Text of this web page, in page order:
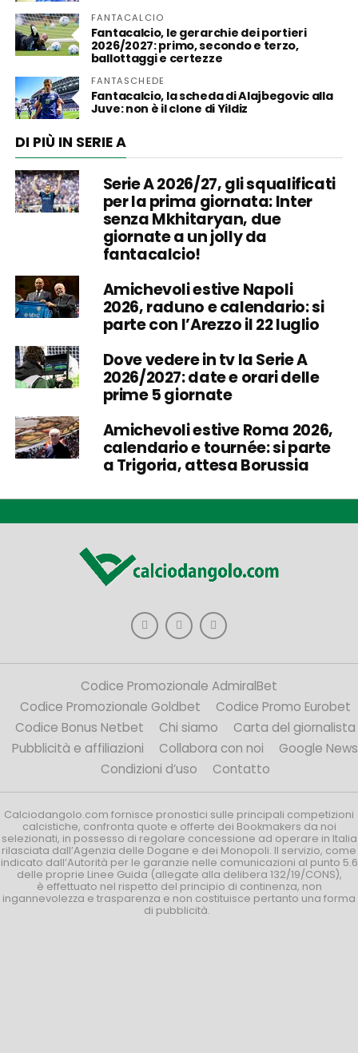
FANTACALCIO
Fantacalcio, le gerarchie dei portieri
2026/2027: primo, secondo e terzo,
ballottaggi e certezze
FANTASCHEDE
Fantacalcio, la scheda di Alajbegovic alla
Juve: non è il clone di Yildiz
DI PIÙ IN SERIE A
Serie A 2026/27, gli squalificati
per la prima giornata: Inter
senza Mkhitaryan, due
giornate a un jolly da
fantacalcio!
Amichevoli estive Napoli
2026, raduno e calendario: si
parte con l’Arezzo il 22 luglio
Dove vedere in tv la Serie A
2026/2027: date e orari delle
prime 5 giornate
Amichevoli estive Roma 2026,
calendario e tournée: si parte
a Trigoria, attesa Borussia
Codice Promozionale AdmiralBet
Codice Promozionale Goldbet
Codice Promo Eurobet
Codice Bonus Netbet
Chi siamo
Carta del giornalista
Pubblicità e affiliazioni
Collabora con noi
Google News
Condizioni d’uso
Contatto
Calciodangolo.com fornisce pronostici sulle principali competizioni
calcistiche, confronta quote e offerte dei Bookmakers da noi
selezionati, in possesso di regolare concessione ad operare in Italia
rilasciata dall’Agenzia delle Dogane e dei Monopoli. Il servizio, come
indicato dall’Autorità per le garanzie nelle comunicazioni al punto 5.6
delle proprie Linee Guida (allegate alla delibera 132/19/CONS),
è effettuato nel rispetto del principio di continenza, non
ingannevolezza e trasparenza e non costituisce pertanto una forma
di pubblicità.